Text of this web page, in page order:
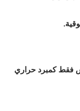
فقط كمبرد حراري